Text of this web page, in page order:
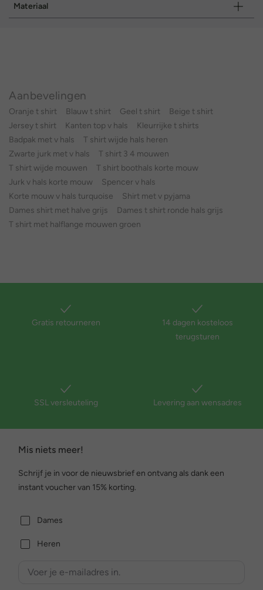
Materiaal
Aanbevelingen
Oranje t shirt Blauw t shirt Geel t shirt
Beige t shirt
Jersey t shirt
Kanten top v hals
Kleurrijke t shirts
Badpak met v hals
T shirt wijde hals heren
Zwarte jurk met v hals
T shirt 3 4 mouwen
T shirt wijde mouwen
T shirt boothals korte mouw
Jurk v hals korte mouw
Spencer v hals
Korte mouw v hals turquoise
Shirt met v pyjama
Dames shirt met halve grijs
Dames t shirt ronde hals grijs
T shirt met halflange mouwen groen
Gratis retourneren
14 dagen kosteloos
terugsturen
SSL versleuteling Levering aan wensadres
Mis niets meer!
Schrijf je in voor de nieuwsbrief en ontvang als dank een
instant voucher van 15% korting.
Dames
Heren